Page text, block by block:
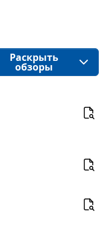
Раскрыть
обзоры